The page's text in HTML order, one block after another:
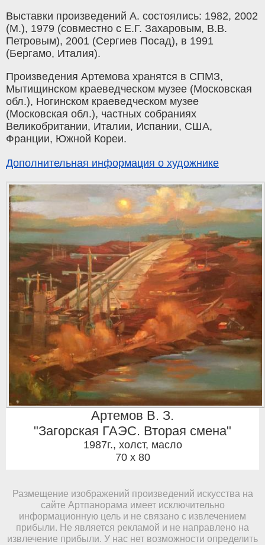
Выставки произведений А. состоялись: 1982, 2002
(М.), 1979 (совместно с Е.Г. Захаровым, В.В.
Петровым), 2001 (Сергиев Посад), в 1991
(Бергамо, Италия).
Произведения Артемова хранятся в СПМЗ,
Мытищинском краеведческом музее (Московская
обл.), Ногинском краеведческом музее
(Московская обл.), частных собраниях
Великобритании, Италии, Испании, США,
Франции, Южной Кореи.
Дополнительная информация о художнике
Артемов В. З.
"Загорская ГАЭС. Вторая смена"
1987г., холст, масло
70 x 80
Размещение изображений произведений искусства на
сайте Артпанорама имеет исключительно
информационную цель и не связано с извлечением
прибыли. Не является рекламой и не направлено на
извлечение прибыли. У нас нет возможности определить